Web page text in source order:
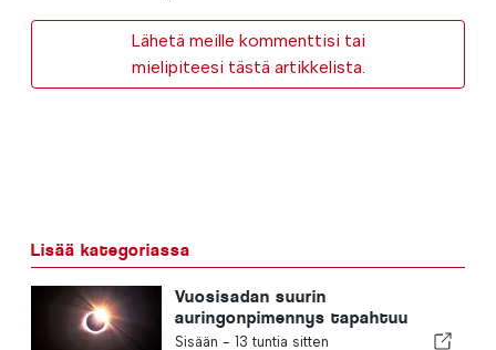
Lähetä meille kommenttisi tai
mielipiteesi tästä artikkelista.
Lisää kategoriassa
Vuosisadan suurin
auringonpimennys tapahtuu
Portugalissa
Sisään - 13 tuntia sitten